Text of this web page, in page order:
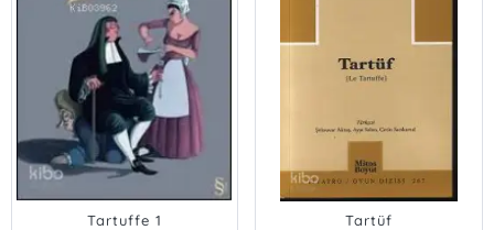
Tartuffe 1 Tartüf